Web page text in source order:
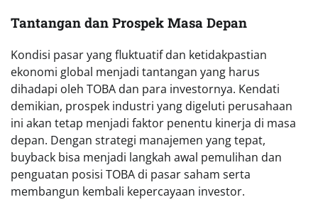
Tantangan dan Prospek Masa Depan
Kondisi pasar yang fluktuatif dan ketidakpastian
ekonomi global menjadi tantangan yang harus
dihadapi oleh TOBA dan para investornya. Kendati
demikian, prospek industri yang digeluti perusahaan
ini akan tetap menjadi faktor penentu kinerja di masa
depan. Dengan strategi manajemen yang tepat,
buyback bisa menjadi langkah awal pemulihan dan
penguatan posisi TOBA di pasar saham serta
membangun kembali kepercayaan investor.